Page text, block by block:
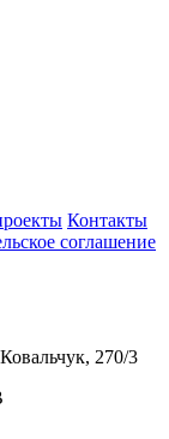
Контакты
соглашение
270/3